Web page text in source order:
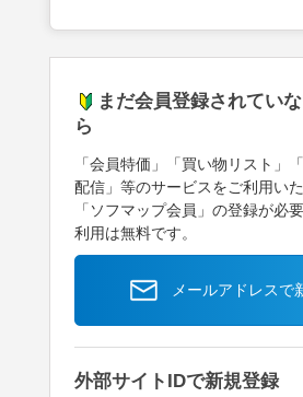
まだ会員登録されてい
ら
「会員特価」「買い物リスト」
配信」等のサービスをご利用い
「ソフマップ会員」の登録が必
利用は無料です。
メールアドレスで
外部サイトIDで新規登録